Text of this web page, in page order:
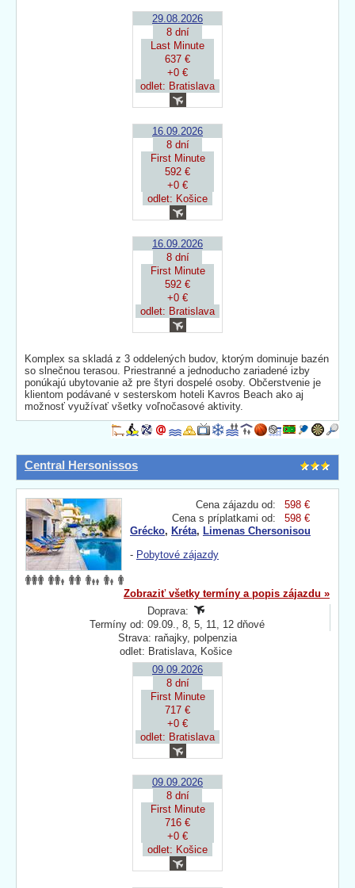
29.08.2026
8 dní
Last Minute
637 €
+0 €
odlet: Bratislava
16.09.2026
8 dní
First Minute
592 €
+0 €
odlet: Košice
16.09.2026
8 dní
First Minute
592 €
+0 €
odlet: Bratislava
Komplex sa skladá z 3 oddelených budov, ktorým dominuje bazén
so slnečnou terasou. Priestranné a jednoducho zariadené izby
ponúkajú ubytovanie až pre štyri dospelé osoby. Občerstvenie je
klientom podávané v sesterskom hoteli Kavros Beach ako aj
možnosť využívať všetky voľnočasové aktivity.
Central Hersonissos
Cena zájazdu od:
598 €
Cena s príplatkami od:
598 €
Grécko, Kréta, Limenas Chersonisou
- Pobytové zájazdy
Zobraziť všetky termíny a popis zájazdu »
Doprava:
Termíny od: 09.09., 8, 5, 11, 12 dňové
Strava: raňajky, polpenzia
odlet: Bratislava, Košice
09.09.2026
8 dní
First Minute
717 €
+0 €
odlet: Bratislava
09.09.2026
8 dní
First Minute
716 €
+0 €
odlet: Košice